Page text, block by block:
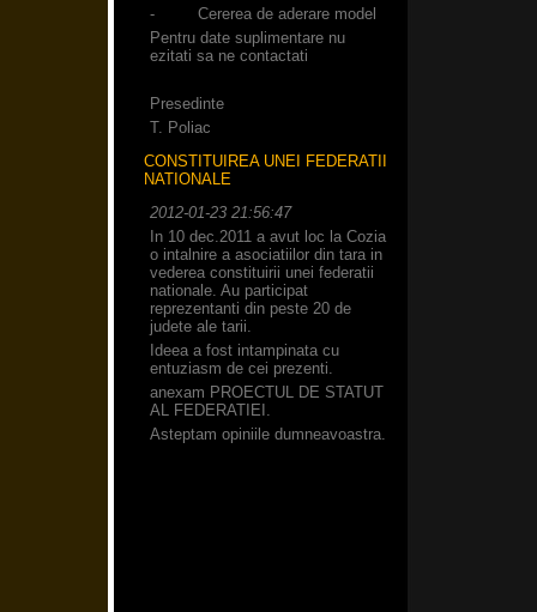
- Cererea de aderare model
Pentru date suplimentare nu
ezitati sa ne contactati
Presedinte
T. Poliac
CONSTITUIREA UNEI FEDERATII
NATIONALE
2012-01-23 21:56:47
In 10 dec.2011 a avut loc la Cozia
o intalnire a asociatiilor din tara in
vederea constituirii unei federatii
nationale. Au participat
reprezentanti din peste 20 de
judete ale tarii.
Ideea a fost intampinata cu
entuziasm de cei prezenti.
anexam PROECTUL DE STATUT
AL FEDERATIEI.
Asteptam opiniile dumneavoastra.